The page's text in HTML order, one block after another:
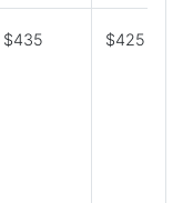
$435 $425